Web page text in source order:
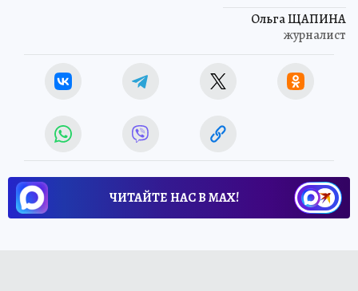
Ольга ЩАПИНА
журналист
ЧИТАЙТЕ НАС В МАХ!